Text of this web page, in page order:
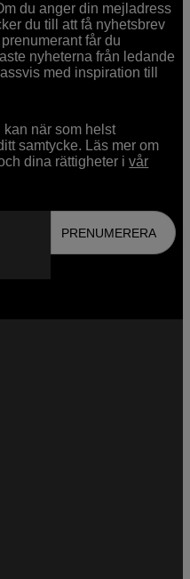
du anger din mejladress
du till att få nyhetsbrev
får du
nyheterna från ledande
med inspiration till
kan när som helst
samtycke. Läs mer om
dina rättigheter ivår
PRENUMERERA